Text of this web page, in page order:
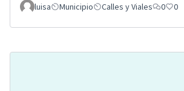
luisa Municipio Calles y Viales 0 0